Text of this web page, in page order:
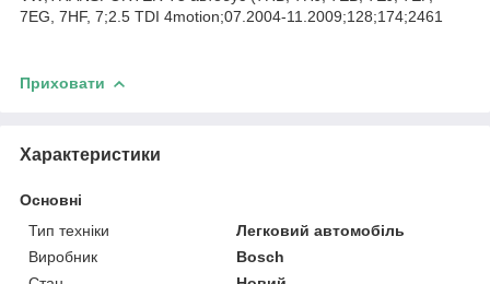
7EG, 7HF, 7;2.5 TDI 4motion;07.2004-11.2009;128;174;2461
Приховати
Характеристики
Основні
Тип техніки
Легковий автомобіль
Виробник
Bosch